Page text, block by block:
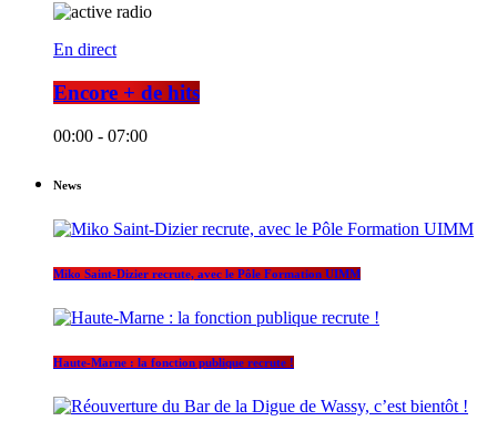
En direct
Encore + de hits
00:00 - 07:00
News
Miko Saint-Dizier recrute, avec le Pôle Formation UIMM
Haute-Marne : la fonction publique recrute !